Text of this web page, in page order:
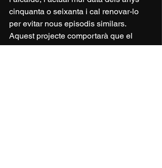
cinquanta o seixanta i cal renovar-lo
per evitar nous episodis similars.
Aquest projecte comportarà que el
carrer afectat es mantingui tancat com